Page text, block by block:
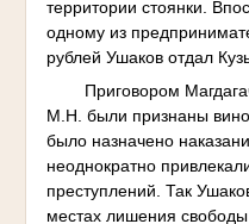
территории стоянки.
одному из
рублей Ушаков отдал
Приговором
М.Н. были признаны
было назначено
неоднократно
преступлений. Так
местах лишения свободы